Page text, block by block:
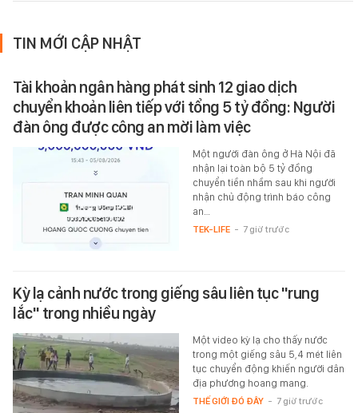
TIN MỚI CẬP NHẬT
Tài khoản ngân hàng phát sinh 12 giao dịch
chuyển khoản liên tiếp với tổng 5 tỷ đồng: Người
đàn ông được công an mời làm việc
Một người đàn ông ở Hà Nội đã
nhận lại toàn bộ 5 tỷ đồng
chuyển tiền nhầm sau khi người
nhận chủ động trình báo công
an…
TEK-LIFE - 7 giờ trước
Kỳ lạ cảnh nước trong giếng sâu liên tục "rung
lắc" trong nhiều ngày
Một video kỳ lạ cho thấy nước
trong một giếng sâu 5,4 mét liên
tục chuyển động khiến người dân
địa phương hoang mang.
THẾ GIỚI ĐÓ ĐÂY - 7 giờ trước